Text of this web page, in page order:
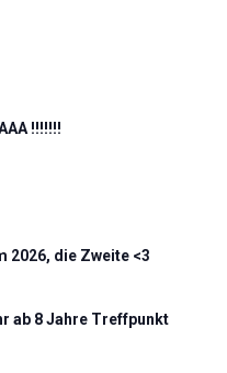
!!!!!!!
die Zweite <3
ab 8 Jahre Treffpunkt